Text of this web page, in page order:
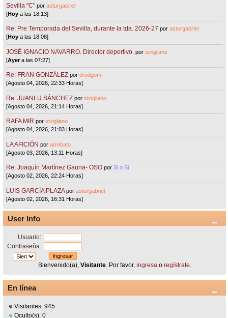
Sevilla "C"porasturgabriel
[Hoy a las 18:13]
Re: Pre Temporada del Sevilla, durante la tda. 2026-27 porasturgabriel
[Hoy a las 18:08]
JOSÉ IGNACIO NAVARRO. Director deportivo. porsivigliano
[Ayera las 07:27]
Re: FRAN GONZÁLEZ pordrodgom
[Agosto 04, 2026, 22:33 Horas]
Re: JUANLU SÁNCHEZ porsivigliano
[Agosto 04, 2026, 21:14 Horas]
RAFA MIR porsivigliano
[Agosto 04, 2026, 21:03 Horas]
LA AFICIÓN porarrebato
[Agosto 03, 2026, 13:11 Horas]
Re: Joaquín Martínez Gauna- OSO porSi o Si
[Agosto 02, 2026, 22:24 Horas]
LUIS GARCÍA PLAZA porasturgabriel
[Agosto 02, 2026, 16:31 Horas]
User Info
Usuario:
Contraseña:
Bienvenido(a), Visitante. Por favor, ingresa o regístrate
En línea
Visitantes: 945
Oculto(s): 0